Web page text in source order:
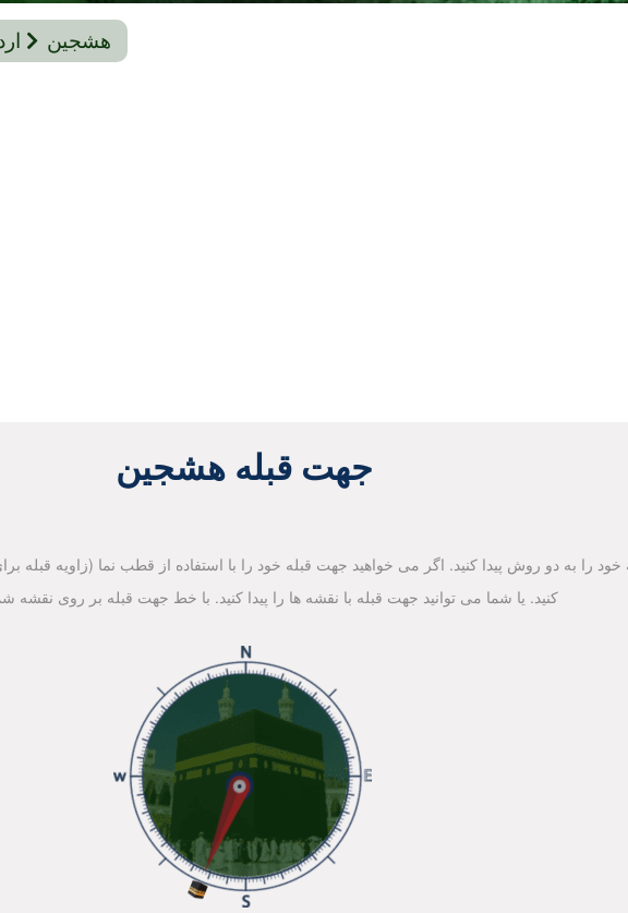
هشجین
جهت قبله هشجین
را به دو روش پیدا کنید. اگر می خواهید جهت قبله خود را با استفاده از قطب نما (زاویه قبله
کنید. یا شما می توانید جهت قبله با نقشه ها را پیدا کنید. با خط جهت قبله بر روی نقشه